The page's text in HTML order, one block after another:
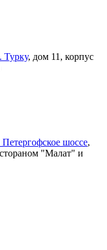
Турку, дом 11, корпус
шоссе,
"Малат" и